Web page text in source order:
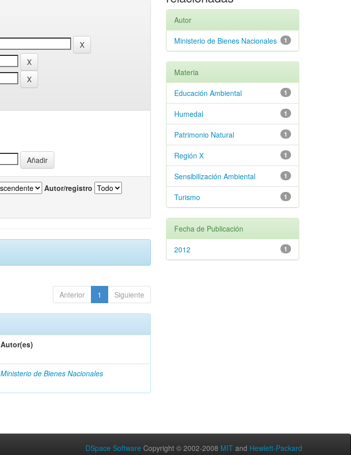
Autor/registro
Anterior 1 Siguiente
Autor(es)
Ministerio de Bienes Nacionales
Autor
1
Ministerio de Bienes Nacionales
Materia
1
Educación Ambiental
1
Humedal
1
Patrimonio Natural
1
Región X
1
Sensibilización Ambiental
1
Turismo
Fecha de Publicación
1
2012
DSpace Software Copyright © 2002-2008 MIT and Hewlett-Packard